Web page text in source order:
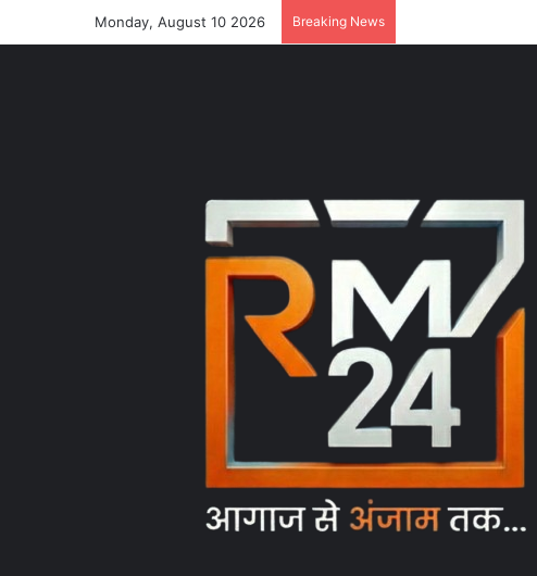
Monday, August 10 2026 Breaking News